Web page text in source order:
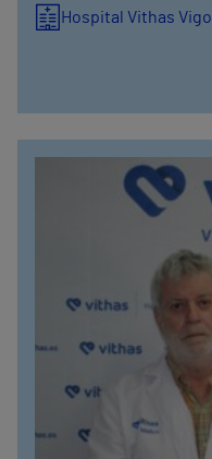
Hospital Vithas Vigo